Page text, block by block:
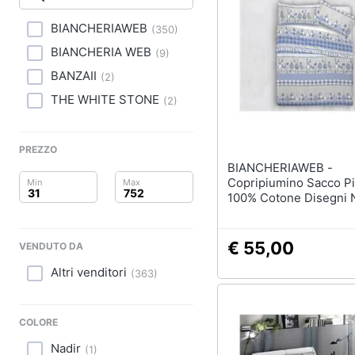
Arredo
Brico e Giardinaggio
Salute e igiene
Giocattoli
Fotografia
Scrivania
Sedie ufficio
Scrivania ufficio
Vedi tutti
Sveglia
Orologi da parete
Tende
Vedi tutti
Lavanderia
Portabiancheria
BIANCHERIAWEB (350)
BIANCHERIA WEB (9)
BANZAII (2)
THE WHITE STONE (2)
PREZZO
VENDUTO DA
Altri venditori (363)
COLORE
Nadir (1)
BIANCHERIAWEB -
Copripiumino Sacco
100% Cotone Disegni
€ 55,00